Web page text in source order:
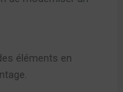
éléments en